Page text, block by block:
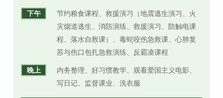
下午
节约粮食课程、救援演习（地震逃生演习、火
灾烟道逃生、消防演练、救援演习、防触电课
程、落水自救课）、毒蛇咬伤急救课、心肺复
苏与伤口包扎急救演练、反霸凌课程
晚上
内务整理、好习惯教学、观看爱国主义电影、
写日记、监督课业、洗衣服